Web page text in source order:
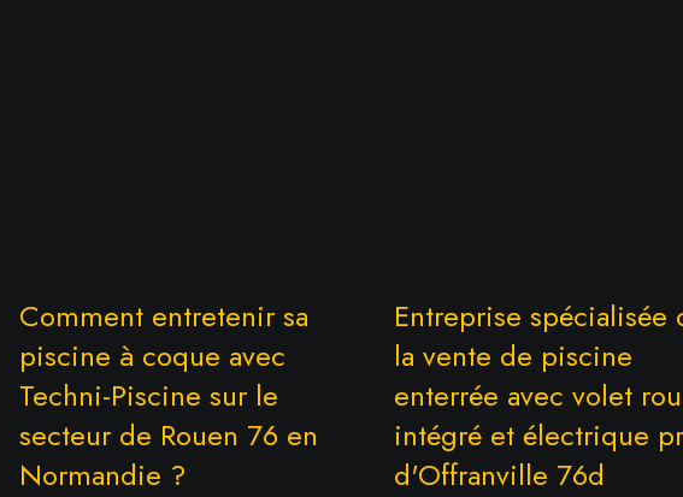
Comment entretenir sa
piscine à coque avec
Techni-Piscine sur le
secteur de Rouen 76 en
Normandie ?
Entreprise spécialisée
la vente de piscine
enterrée avec volet
intégré et électrique
d'Offranville 76d